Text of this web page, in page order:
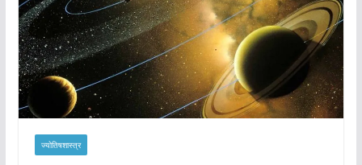
ज्योतिषशास्त्र